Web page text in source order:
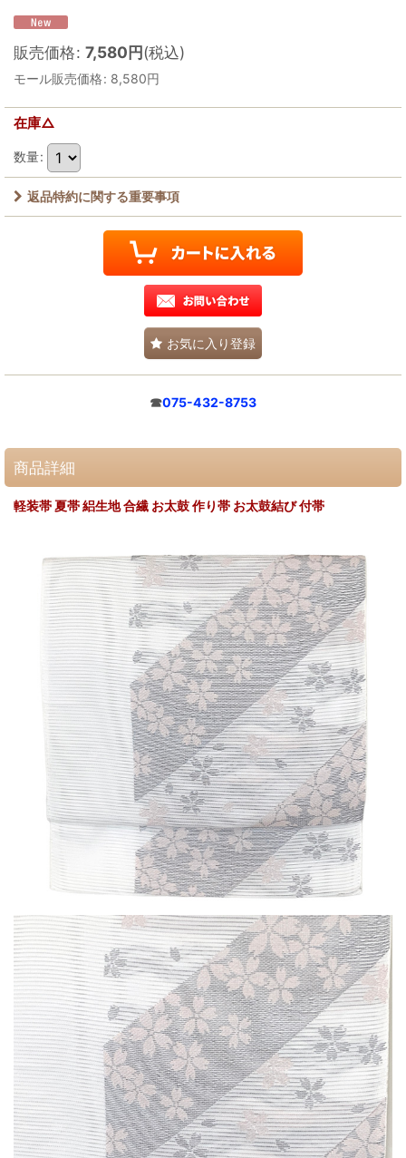
販売価格: 7,580円(税込)
モール販売価格: 8,580円
在庫△
数量:
返品特約に関する重要事項
お気に入り登録
☎075-432-8753
商品詳細
軽装帯 夏帯 絽生地 合繊 お太鼓 作り帯 お太鼓結び 付帯